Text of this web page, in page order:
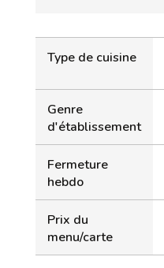
Type de cuisine
Genre
d'établissement
Fermeture
hebdo
Prix du
menu/carte